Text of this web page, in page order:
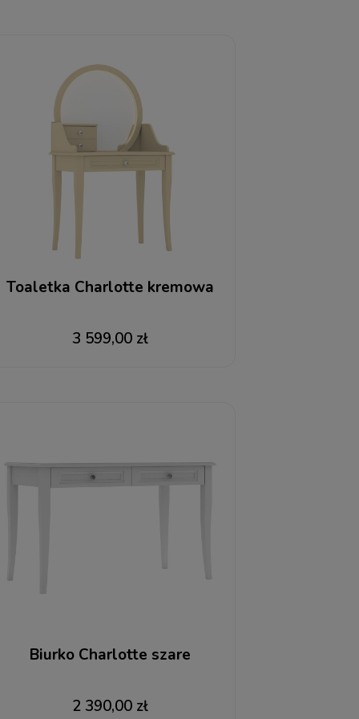
Toaletka Charlotte kremowa
3 599,00 zł
Biurko Charlotte szare
2 390,00 zł